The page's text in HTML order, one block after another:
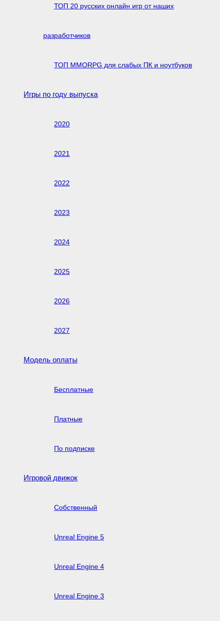
ТОП 20 русских онлайн игр от наших
разработчиков
ТОП MMORPG для слабых ПК и ноутбуков
Игры по году выпуска
2020
2021
2022
2023
2024
2025
2026
2027
Модель оплаты
Бесплатные
Платные
По подписке
Игровой движок
Собственный
Unreal Engine 5
Unreal Engine 4
Unreal Engine 3